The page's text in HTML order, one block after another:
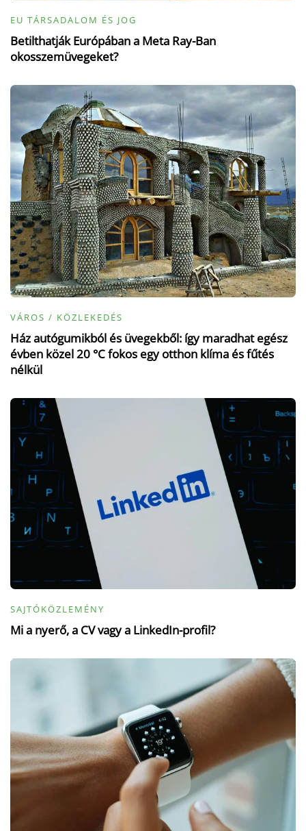
EU TÁRSADALOM ÉS JOG
Betilthatják Európában a Meta Ray-Ban
okosszemüvegeket?
VÁROS / KÖZLEKEDÉS
Ház autógumikból és üvegekből: így maradhat egész
évben közel 20 °C fokos egy otthon klíma és fűtés
nélkül
SAJTÓKÖZLEMÉNY
Mi a nyerő, a CV vagy a LinkedIn-profil?